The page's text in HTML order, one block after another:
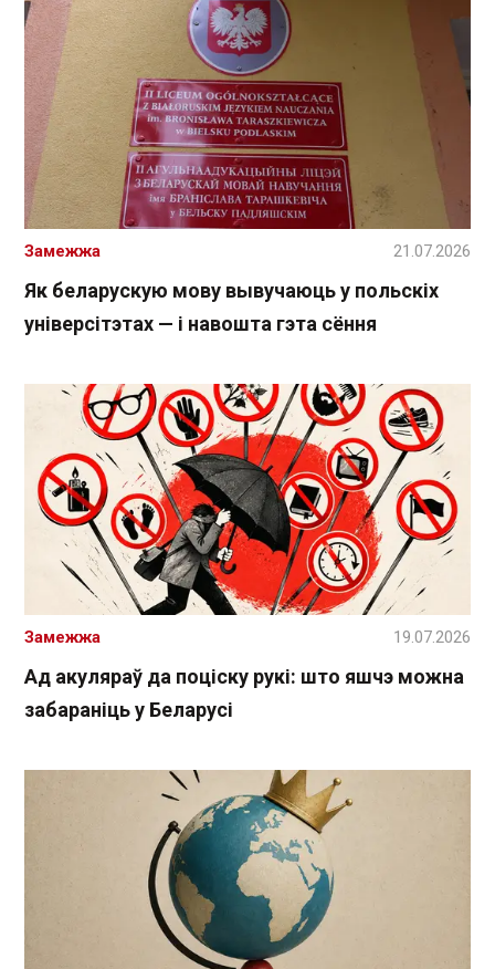
Як беларускую мову вывучаюць у польскіх
універсітэтах — і навошта гэта сёння
Замежжа 21.07.2026
Ад акуляраў да поціску рукі: што яшчэ можна
забараніць у Беларусі
Замежжа 19.07.2026